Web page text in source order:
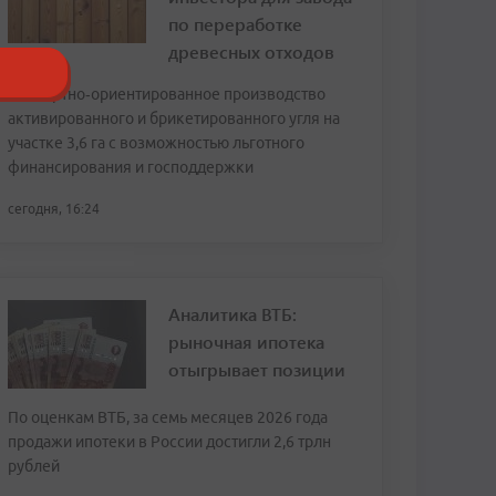
по переработке
древесных отходов
Экспортно‑ориентированное производство
активированного и брикетированного угля на
участке 3,6 га с возможностью льготного
финансирования и господдержки
сегодня, 16:24
Аналитика ВТБ:
рыночная ипотека
отыгрывает позиции
По оценкам ВТБ, за семь месяцев 2026 года
продажи ипотеки в России достигли 2,6 трлн
рублей